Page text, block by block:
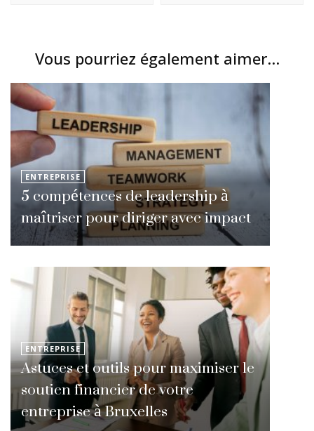
Vous pourriez également aimer...
ENTREPRISE
5 compétences de leadership à
maîtriser pour diriger avec impact
ENTREPRISE
Astuces et outils pour maximiser le
soutien financier de votre
entreprise à Bruxelles